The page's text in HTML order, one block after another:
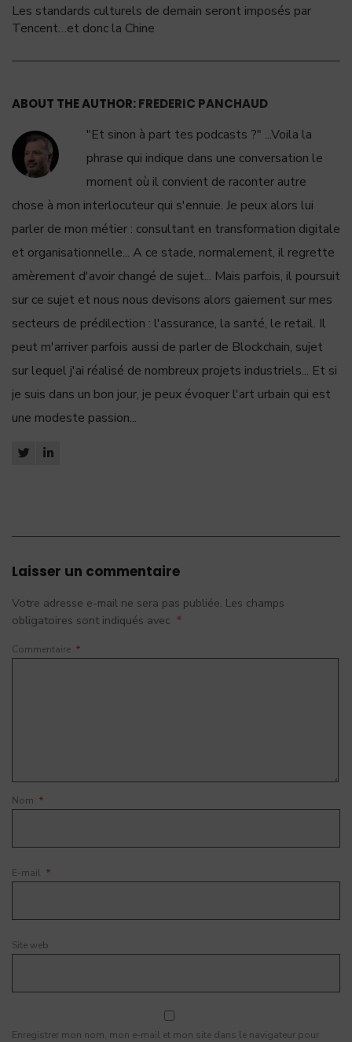
Les standards culturels de demain seront imposés par
Tencent…et donc la Chine
ABOUT THE AUTHOR:FREDERIC PANCHAUD
"Et sinon à part tes podcasts ?" ...Voila la
phrase qui indique dans une conversation le
moment où il convient de raconter autre
chose à mon interlocuteur qui s'ennuie. Je peux alors lui
parler de mon métier : consultant en transformation digitale
et organisationnelle... A ce stade, normalement, il regrette
amèrement d'avoir changé de sujet... Mais parfois, il poursuit
sur ce sujet et nous nous devisons alors gaiement sur mes
secteurs de prédilection : l'assurance, la santé, le retail. Il
peut m'arriver parfois aussi de parler de Blockchain, sujet
sur lequel j'ai réalisé de nombreux projets industriels... Et si
je suis dans un bon jour, je peux évoquer l'art urbain qui est
une modeste passion...
Laisser un commentaire
Votre adresse e-mail ne sera pas publiée. Les champs
obligatoires sont indiqués avec *
Commentaire *
Nom *
E-mail *
Site web
Enregistrer mon nom, mon e-mail et mon site dans le navigateur pour